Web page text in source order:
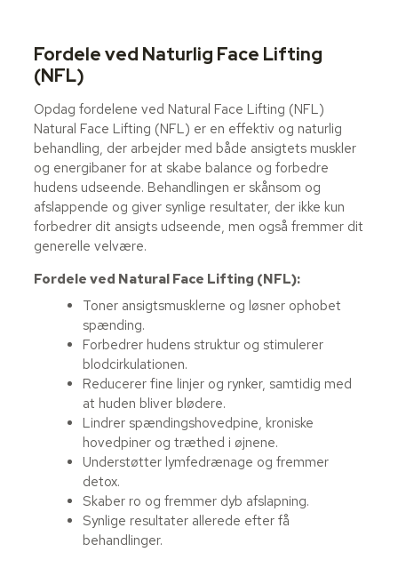
Fordele ved Naturlig Face Lifting
(NFL)
Opdag fordelene ved Natural Face Lifting (NFL)
Natural Face Lifting (NFL) er en effektiv og naturlig
behandling, der arbejder med både ansigtets muskler
og energibaner for at skabe balance og forbedre
hudens udseende. Behandlingen er skånsom og
afslappende og giver synlige resultater, der ikke kun
forbedrer dit ansigts udseende, men også fremmer dit
generelle velvære.
Fordele ved Natural Face Lifting (NFL):
Toner ansigtsmusklerne og løsner ophobet
spænding.
Forbedrer hudens struktur og stimulerer
blodcirkulationen.
Reducerer fine linjer og rynker, samtidig med
at huden bliver blødere.
Lindrer spændingshovedpine, kroniske
hovedpiner og træthed i øjnene.
Understøtter lymfedrænage og fremmer
detox.
Skaber ro og fremmer dyb afslapning.
Synlige resultater allerede efter få
behandlinger.